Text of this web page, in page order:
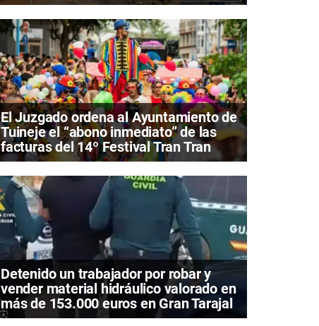
El Juzgado ordena al Ayuntamiento de
Tuineje el “abono inmediato” de las
facturas del 14º Festival Tran Tran
Detenido un trabajador por robar y
vender material hidráulico valorado en
más de 153.000 euros en Gran Tarajal